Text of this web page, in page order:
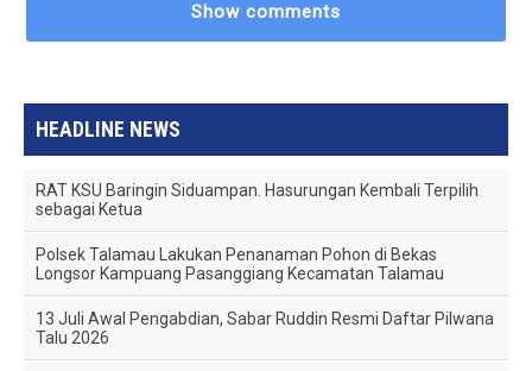
Show comments
HEADLINE NEWS
RAT KSU Baringin Siduampan. Hasurungan Kembali Terpilih
sebagai Ketua
Polsek Talamau Lakukan Penanaman Pohon di Bekas
Longsor Kampuang Pasanggiang Kecamatan Talamau
13 Juli Awal Pengabdian, Sabar Ruddin Resmi Daftar Pilwana
Talu 2026